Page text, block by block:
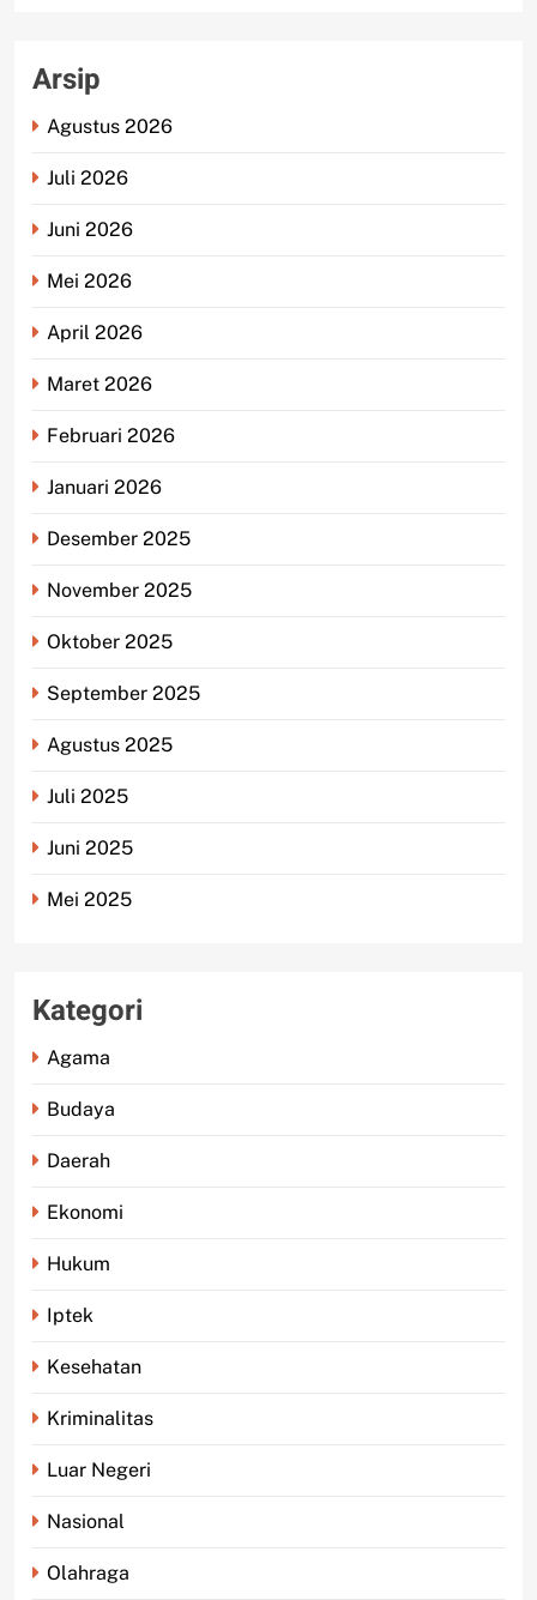
Arsip
Agustus 2026
Juli 2026
Juni 2026
Mei 2026
April 2026
Maret 2026
Februari 2026
Januari 2026
Desember 2025
November 2025
Oktober 2025
September 2025
Agustus 2025
Juli 2025
Juni 2025
Mei 2025
Kategori
Agama
Budaya
Daerah
Ekonomi
Hukum
Iptek
Kesehatan
Kriminalitas
Luar Negeri
Nasional
Olahraga